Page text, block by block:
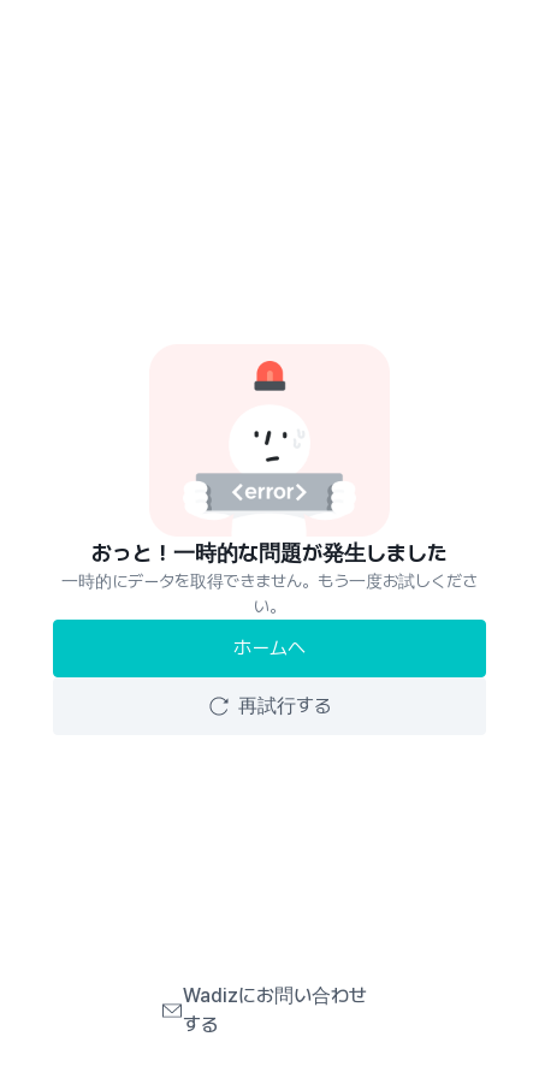
おっと！一時的な問題が発生しました
一時的にデータを取得できません。もう一度お試しくださ
い。
ホームへ
再試行する
Wadizにお問い合わせ
する